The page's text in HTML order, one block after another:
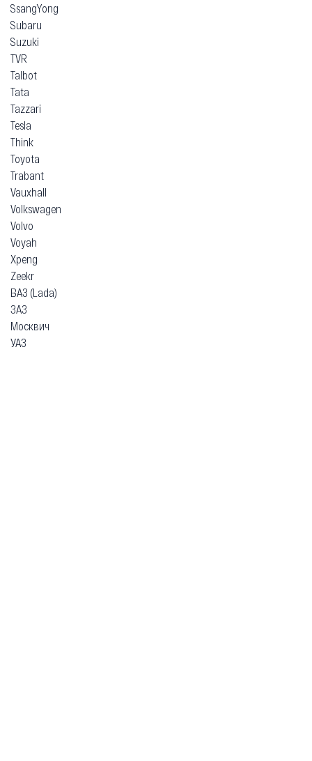
SsangYong
Subaru
Suzuki
TVR
Talbot
Tata
Tazzari
Tesla
Think
Toyota
Trabant
Vauxhall
Volkswagen
Volvo
Voyah
Xpeng
Zeekr
ВАЗ (Lada)
ЗАЗ
Москвич
УАЗ